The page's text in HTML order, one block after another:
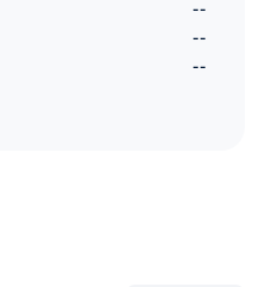
--
--
--